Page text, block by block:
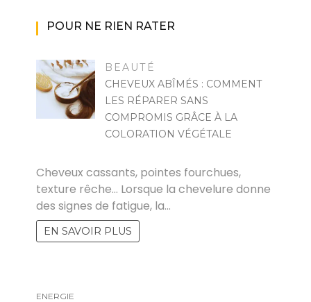
POUR NE RIEN RATER
BEAUTÉ
CHEVEUX ABÎMÉS : COMMENT
LES RÉPARER SANS
COMPROMIS GRÂCE À LA
COLORATION VÉGÉTALE
Cheveux cassants, pointes fourchues,
texture rêche… Lorsque la chevelure donne
des signes de fatigue, la…
EN SAVOIR PLUS
ENERGIE